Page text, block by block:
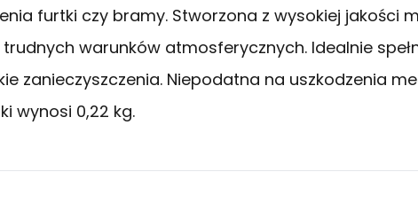
furtki czy bramy. Stworzona z wysokiej jakości
warunków atmosferycznych. Idealnie
zanieczyszczenia. Niepodatna na uszkodzenia
wynosi 0,22 kg.